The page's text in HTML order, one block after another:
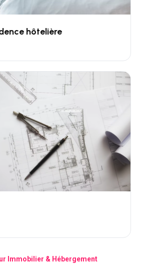
hôtelière
Immobilier & Hébergement